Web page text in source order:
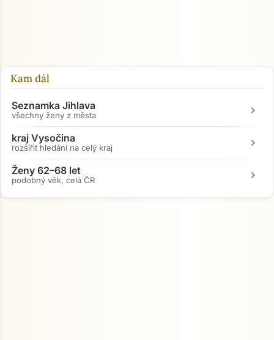
Kam dál
Seznamka Jihlava
všechny ženy z města chevron_right
kraj Vysočina
rozšířit hledání na celý kraj chevron_right
Ženy 62–68 let
podobný věk, celá ČR chevron_right